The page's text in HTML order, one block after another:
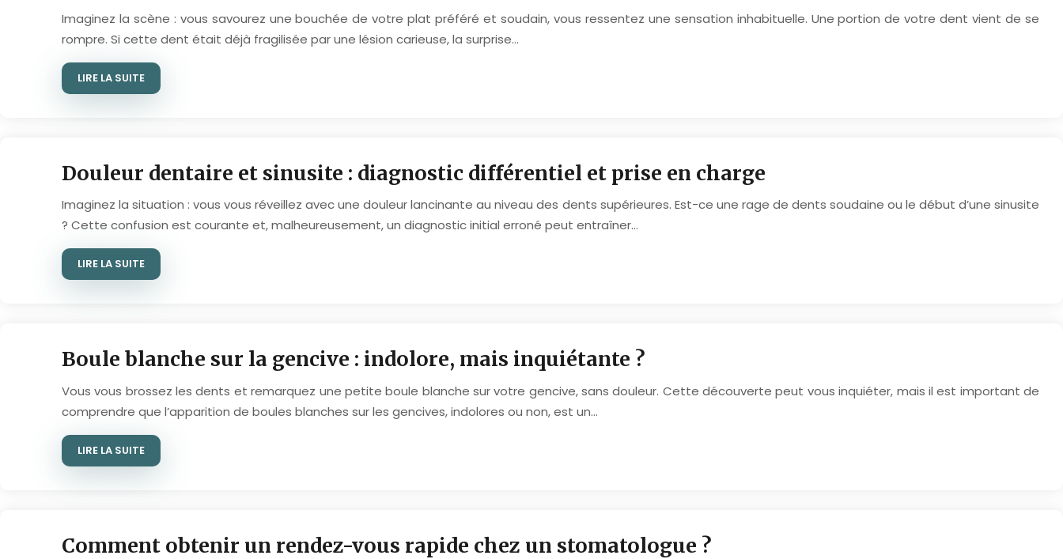
Imaginez la scène : vous savourez une bouchée de votre plat préféré et soudain, vous ressentez une sensation inhabituelle. Une portion de votre dent vient de se
rompre. Si cette dent était déjà fragilisée par une lésion carieuse, la surprise…
LIRE LA SUITE
Douleur dentaire et sinusite : diagnostic différentiel et prise en charge
Imaginez la situation : vous vous réveillez avec une douleur lancinante au niveau des dents supérieures. Est-ce une rage de dents soudaine ou le début d’une sinusite
? Cette confusion est courante et, malheureusement, un diagnostic initial erroné peut entraîner…
LIRE LA SUITE
Boule blanche sur la gencive : indolore, mais inquiétante ?
Vous vous brossez les dents et remarquez une petite boule blanche sur votre gencive, sans douleur. Cette découverte peut vous inquiéter, mais il est important de
comprendre que l’apparition de boules blanches sur les gencives, indolores ou non, est un…
LIRE LA SUITE
Comment obtenir un rendez-vous rapide chez un stomatologue ?